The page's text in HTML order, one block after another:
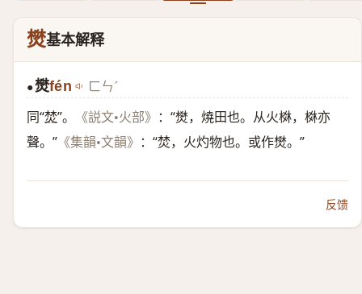
燓基本解释
●燓fén ㄈㄣˊ
同“焚”。 《説文•火部》
：“燓，燒田也。从火棥，棥亦
聲。” 《集韻•文韻》 ：“焚，火灼物也。或作燓。”
反馈